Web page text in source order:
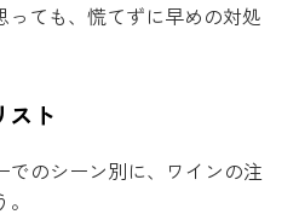
っても、慌てずに早めの対処
スト
でのシーン別に、ワインの注